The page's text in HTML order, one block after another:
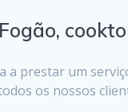
a prestar um
os nossos